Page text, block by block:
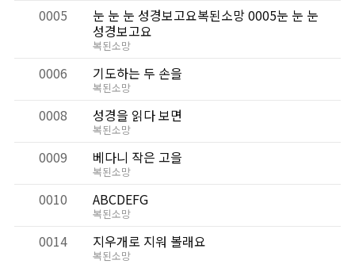
0005
눈 눈 눈 성경보고요복된소망 0005눈 눈 눈
성경보고요
복된소망
0006 기도하는 두 손을
복된소망
0008 성경을 읽다 보면
복된소망
0009 베다니 작은 고을
복된소망
0010 ABCDEFG
복된소망
0014 지우개로 지워 볼래요
복된소망